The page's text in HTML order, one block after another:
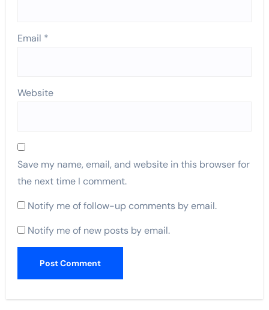
Email *
Website
Save my name, email, and website in this browser for
the next time I comment.
Notify me of follow-up comments by email.
Notify me of new posts by email.